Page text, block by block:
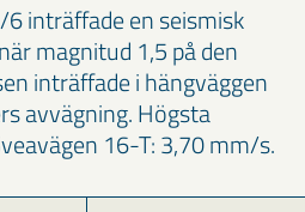
inträffade en seismisk
magnitud 1,5 på den
inträffade i hängväggen
avvägning. Högsta
16-T: 3,70 mm/s.